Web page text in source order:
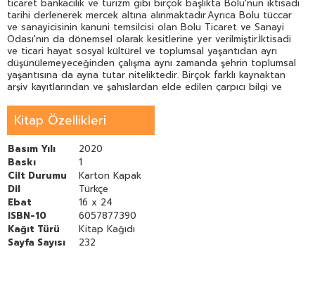
ticaret bankacılık ve turizm gibi birçok başlıkta Bolu'nun iktisadi
tarihi derlenerek mercek altına alınmaktadır.Ayrıca Bolu tüccar
ve sanayicisinin kanuni temsilcisi olan Bolu Ticaret ve Sanayi
Odası'nın da dönemsel olarak kesitlerine yer verilmiştir.İktisadi
ve ticari hayat sosyal kültürel ve toplumsal yaşantıdan ayrı
düşünülemeyeceğinden çalışma aynı zamanda şehrin toplumsal
yaşantısına da ayna tutar niteliktedir. Birçok farklı kaynaktan
arşiv kayıtlarından ve şahıslardan elde edilen çarpıcı bilgi ve
niteliği taşımaktadır. Her yeni gün söz konusu döneme ilişkin
yeni bilgi ve belgeler bulunabilmektedir. Kuşkusuz ulaşılan
kaynaklar ve bilgi dağarcığı genişledikçe bu kıymetli çalışmanın
içeriği de bu doğrultuda çok daha zenginleşerek
büyüyecektir.Eserin içeriğine ve basılarak okuyucularla
buluşmasına Bolu Ticaret ve Sanayi Odası olarak katkı sağlamış
olmaktan dolayı büyük bir mutluluk ve heyecan duyuyoruz.
Kitap Özellikleri
Basım Yılı
2020
Baskı
1
Cilt Durumu
Karton Kapak
Dil
Türkçe
Ebat
16 x 24
ISBN-10
6057877390
Kağıt Türü
Kitap Kağıdı
Sayfa Sayısı
232